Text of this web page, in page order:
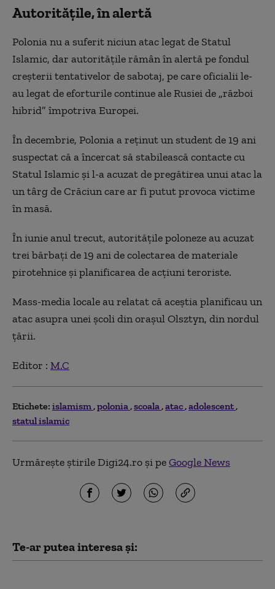
Autoritățile, în alertă
Polonia nu a suferit niciun atac legat de Statul
Islamic, dar autoritățile rămân în alertă pe fondul
creșterii tentativelor de sabotaj, pe care oficialii le-
au legat de eforturile continue ale Rusiei de „război
hibrid” împotriva Europei.
În decembrie, Polonia a reținut un student de 19 ani
suspectat că a încercat să stabilească contacte cu
Statul Islamic și l-a acuzat de pregătirea unui atac la
un târg de Crăciun care ar fi putut provoca victime
în masă.
În iunie anul trecut, autoritățile poloneze au acuzat
trei bărbați de 19 ani de colectarea de materiale
pirotehnice și planificarea de acțiuni teroriste.
Mass-media locale au relatat că aceștia planificau un
atac asupra unei școli din orașul Olsztyn, din nordul
țării.
Editor : M.C
Etichete: islamism polonia scoala atac adolescent
statul islamic
Urmărește știrile Digi24.ro și peGoogle News
Te-ar putea interesa și: